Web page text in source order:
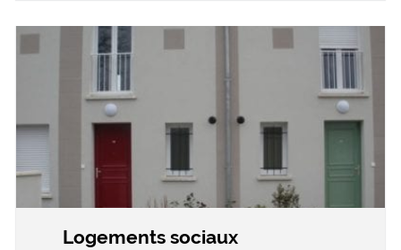
Logements sociaux